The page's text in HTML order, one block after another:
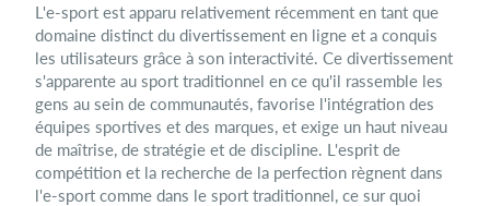
L'e-sport est apparu relativement récemment en tant que
domaine distinct du divertissement en ligne et a conquis
les utilisateurs grâce à son interactivité. Ce divertissement
s'apparente au sport traditionnel en ce qu'il rassemble les
gens au sein de communautés, favorise l'intégration des
équipes sportives et des marques, et exige un haut niveau
de maîtrise, de stratégie et de discipline. L'esprit de
compétition et la recherche de la perfection règnent dans
l'e-sport comme dans le sport traditionnel, ce sur quoi